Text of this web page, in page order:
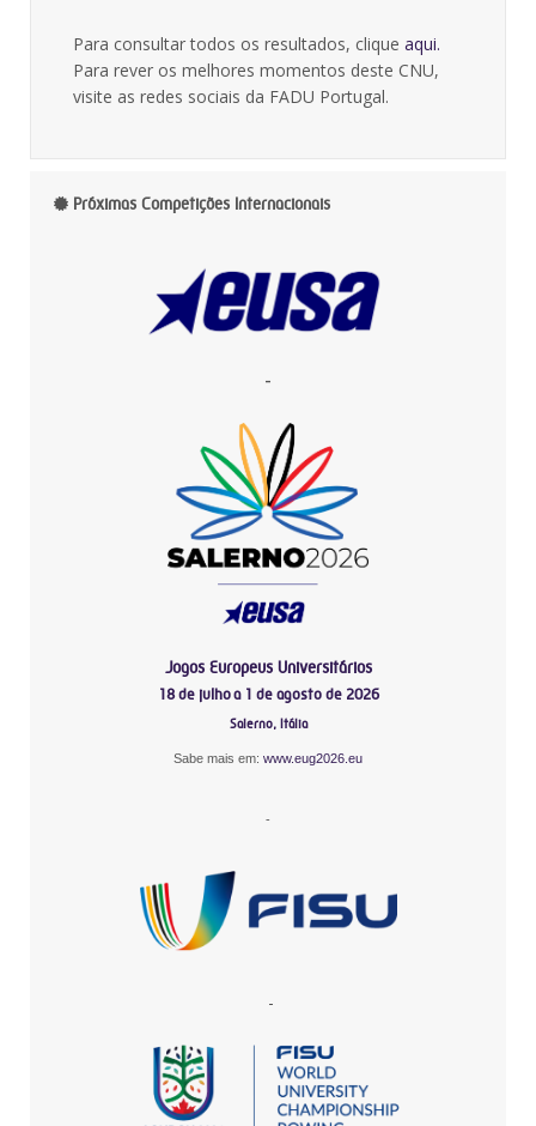
Para consultar todos os resultados, clique aqui.
Para rever os melhores momentos deste CNU,
visite as redes sociais da FADU Portugal.
Próximas Competições Internacionais
-
Jogos Europeus Universitários
18 de julho a 1 de agosto de 2026
Salerno, Itália
Sabe mais em: www.eug2026.eu
-
-